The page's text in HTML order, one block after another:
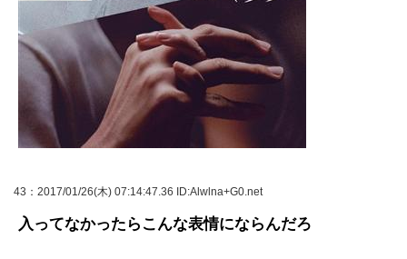
43 ：2017/01/26(木) 07:14:47.36 ID:Alwlna+G0.net
入ってなかったらこんな表情にならんだろ